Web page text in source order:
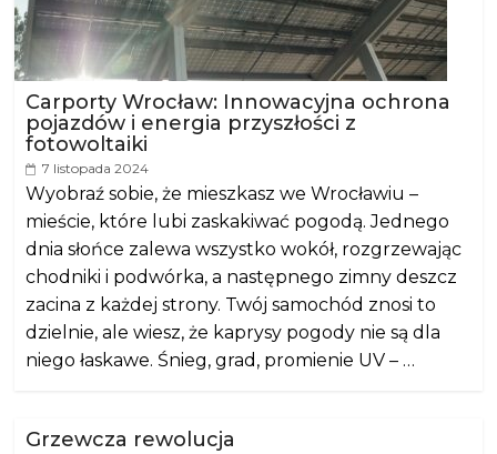
Carporty Wrocław: Innowacyjna ochrona
pojazdów i energia przyszłości z
fotowoltaiki
7 listopada 2024
Wyobraź sobie, że mieszkasz we Wrocławiu –
mieście, które lubi zaskakiwać pogodą. Jednego
dnia słońce zalewa wszystko wokół, rozgrzewając
chodniki i podwórka, a następnego zimny deszcz
zacina z każdej strony. Twój samochód znosi to
dzielnie, ale wiesz, że kaprysy pogody nie są dla
niego łaskawe. Śnieg, grad, promienie UV – …
Grzewcza rewolucja